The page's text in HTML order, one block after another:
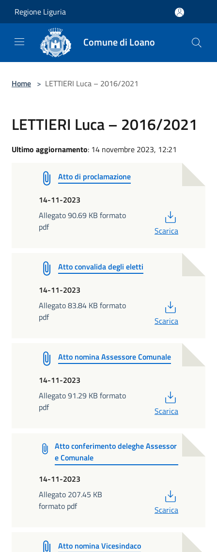
Regione Liguria
Comune di Loano
Home > LETTIERI Luca – 2016/2021
LETTIERI Luca – 2016/2021
Ultimo aggiornamento: 14 novembre 2023, 12:21
Atto di proclamazione
14-11-2023
Allegato 90.69 KB formato
pdf
Scarica
Atto convalida degli eletti
14-11-2023
Allegato 83.84 KB formato
pdf
Scarica
Atto nomina Assessore Comunale
14-11-2023
Allegato 91.29 KB formato
pdf
Scarica
Atto conferimento deleghe Assessor
e Comunale
14-11-2023
Allegato 207.45 KB
formato pdf
Scarica
Atto nomina Vicesindaco